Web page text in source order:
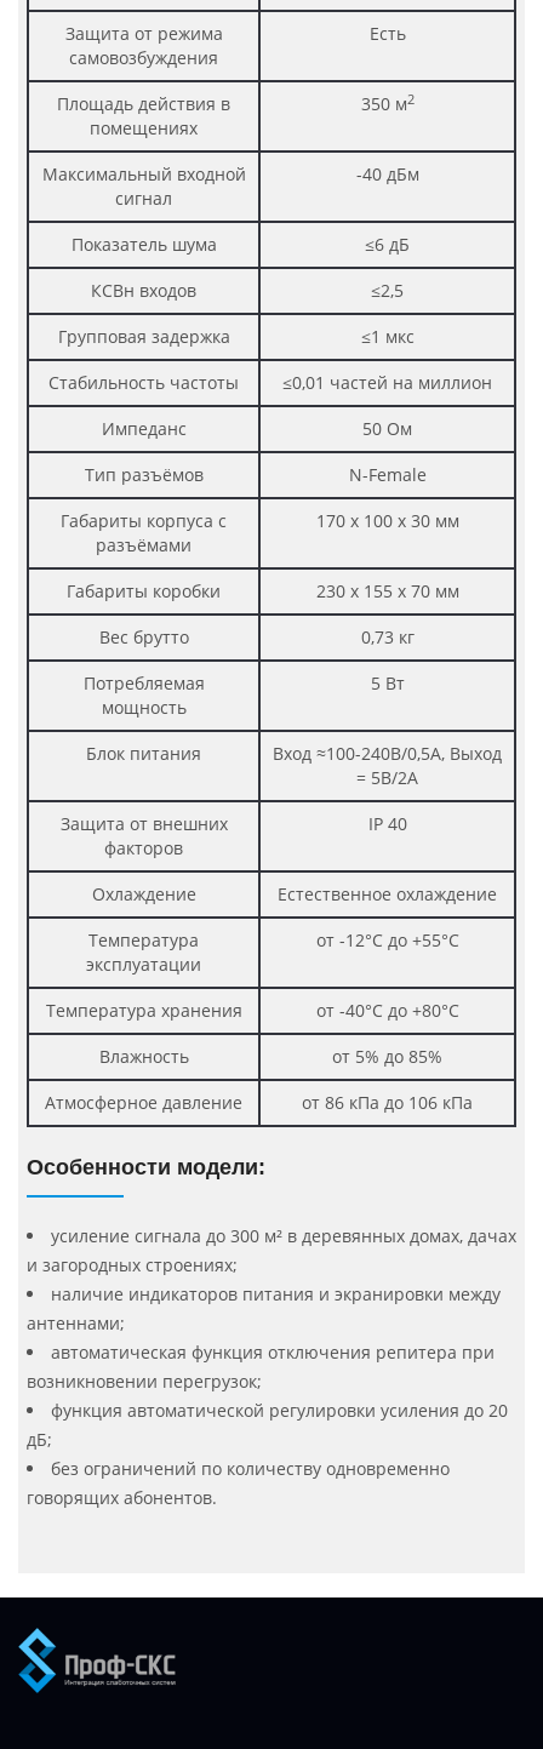
Защита от режима
самовозбуждения
Есть
Площадь действия в
помещениях
350 м2
Максимальный входной
сигнал
-40 дБм
Показатель шума
≤6 дБ
КСВн входов
≤2,5
Групповая задержка
≤1 мкс
Стабильность частоты
≤0,01 частей на миллион
Импеданс
50 Ом
Тип разъёмов
N-Female
Габариты корпуса с
разъёмами
170 х 100 х 30 мм
Габариты коробки
230 х 155 х 70 мм
Вес брутто
0,73 кг
Потребляемая
мощность
5 Вт
Блок питания
Вход ≈100-240В/0,5А, Выход
= 5В/2А
Защита от внешних
факторов
IP 40
Охлаждение
Естественное охлаждение
Температура
эксплуатации
от -12°C до +55°C
Температура хранения
от -40°C до +80°C
Влажность
от 5% до 85%
Атмосферное давление
от 86 кПа до 106 кПа
Особенности модели:
усиление сигнала до 300 м² в деревянных домах, дачах
и загородных строениях;
наличие индикаторов питания и экранировки между
антеннами;
автоматическая функция отключения репитера при
возникновении перегрузок;
функция автоматической регулировки усиления до 20
дБ;
без ограничений по количеству одновременно
говорящих абонентов.